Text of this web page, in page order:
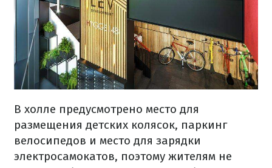
В холле предусмотрено место для
размещения детских колясок, паркинг
велосипедов и место для зарядки
электросамокатов, поэтому жителям не